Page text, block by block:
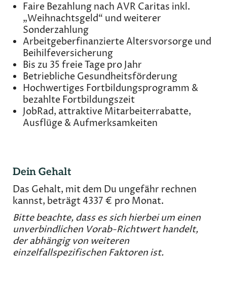
Faire Bezahlung nach AVR Caritas inkl.
„Weihnachtsgeld“ und weiterer
Sonderzahlung
Arbeitgeberfinanzierte Altersvorsorge und
Beihilfeversicherung
Bis zu 35 freie Tage pro Jahr
Betriebliche Gesundheitsförderung
Hochwertiges Fortbildungsprogramm &
bezahlte Fortbildungszeit
JobRad, attraktive Mitarbeiterrabatte,
Ausflüge & Aufmerksamkeiten
Dein Gehalt
Das Gehalt, mit dem Du ungefähr rechnen
kannst, beträgt 4337 € pro Monat.
Bitte beachte, dass es sich hierbei um einen
unverbindlichen Vorab-Richtwert handelt,
der abhängig von weiteren
einzelfallspezifischen Faktoren ist.